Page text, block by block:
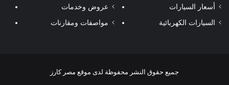
أسعار السيارات
السيارات الكهربائية
عروض وخدمات
مواصفات ومقارنات
جميع حقوق النشر محفوظة لدى موقع مصر كارز